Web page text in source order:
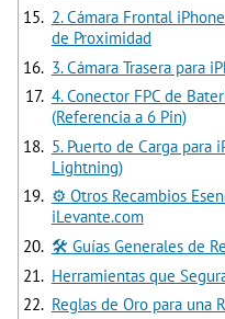
2. Cámara Frontal
de Proximidad
3. Cámara Trasera para
4. Conector FPC de
(Referencia a 6 Pin)
5. Puerto de Carga para
Lightning)
⚙️ Otros Recambios
iLevante.com
🛠️ Guías Generales de
Herramientas que
Reglas de Oro para una